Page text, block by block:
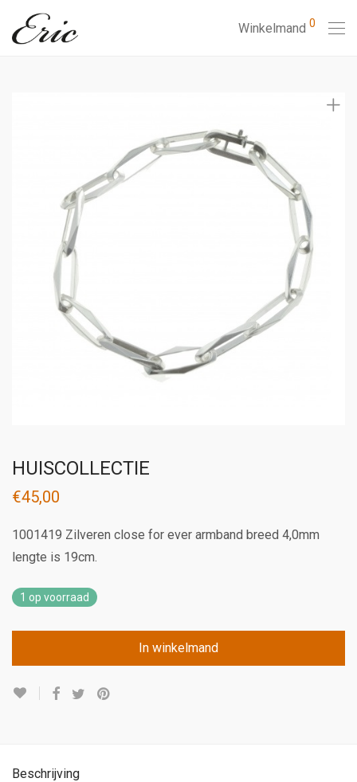
Winkelmand 0
HUISCOLLECTIE
€45,00
1001419 Zilveren close for ever armband breed 4,0mm
lengte is 19cm.
1 op voorraad
In winkelmand
Beschrijving